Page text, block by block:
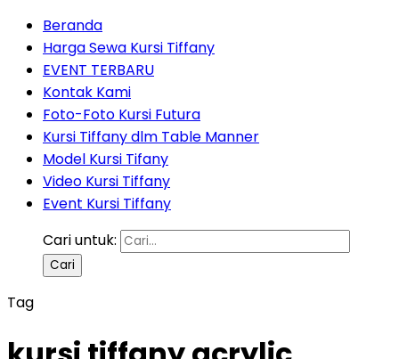
Beranda
Harga Sewa Kursi Tiffany
EVENT TERBARU
Kontak Kami
Foto-Foto Kursi Futura
Kursi Tiffany dlm Table Manner
Model Kursi Tifany
Video Kursi Tiffany
Event Kursi Tiffany
Cari untuk:
Tag